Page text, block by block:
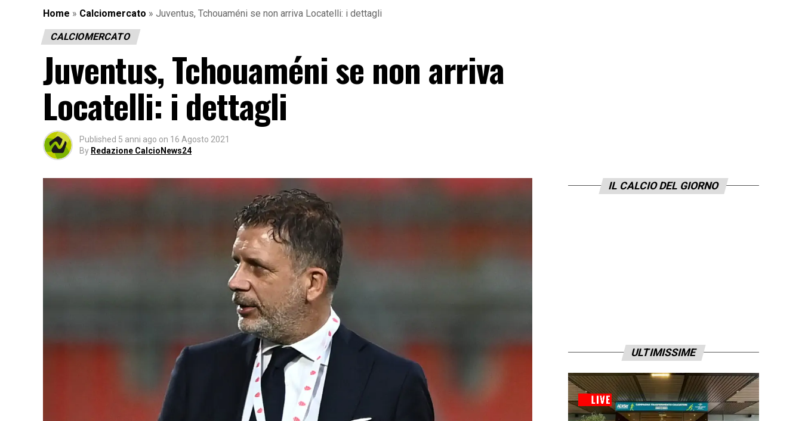
Home » Calciomercato » Juventus, Tchouaméni se non arriva Locatelli: i dettagli
CALCIOMERCATO
Juventus, Tchouaméni se non arriva
Locatelli: i dettagli
Published 5 anni ago on 16 Agosto 2021
By Redazione CalcioNews24
IL CALCIO DEL GIORNO
ULTIMISSIME